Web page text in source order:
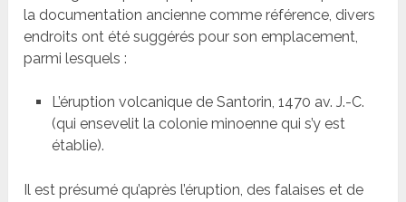
la documentation ancienne comme référence, divers
endroits ont été suggérés pour son emplacement,
parmi lesquels :
L’éruption volcanique de Santorin, 1470 av. J.-C.
(qui ensevelit la colonie minoenne qui s’y est
établie).
Il est présumé qu’après l’éruption, des falaises et de